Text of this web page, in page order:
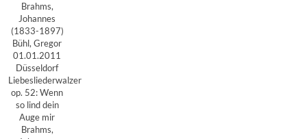
Brahms,
Johannes
(1833-1897)
Bühl, Gregor
01.01.2011
Düsseldorf
Liebesliederwalzer
op. 52: Wenn
so lind dein
Auge mir
Brahms,